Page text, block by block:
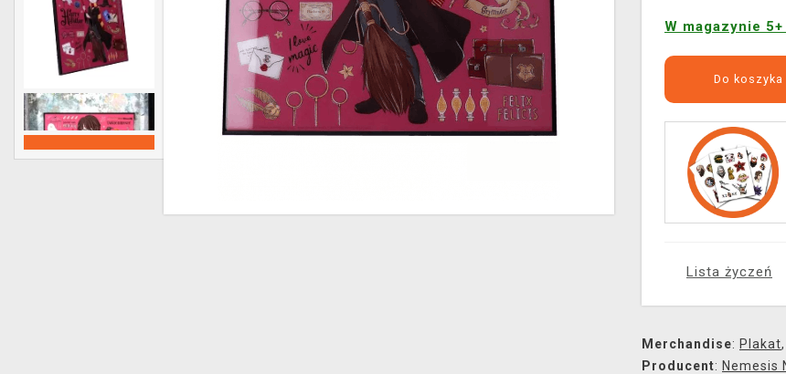
W magazynie
Do koszyka
Lista życzeń
Merchandise: Plakat,
Producent: Nemesis